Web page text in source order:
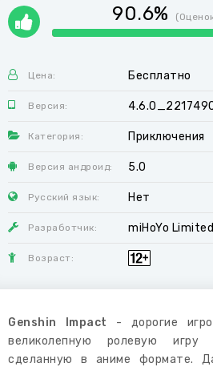
90.6%
Цена: Бесплатно
Версия:
Категория: Приключения
Версия андроид: 5.0
Русский язык: Нет
Разработчик: miHoYo Limited
Возраст:
Genshin Impact
- дорогие
великолепную ролевую
сделанную в аниме формате.